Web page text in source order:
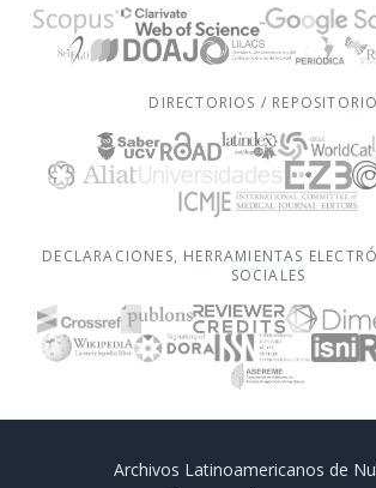
DIRECTORIOS /
DECLARACIONES, HERRAMIENTAS
SOCIALES
Archivos Latinoamericanos de